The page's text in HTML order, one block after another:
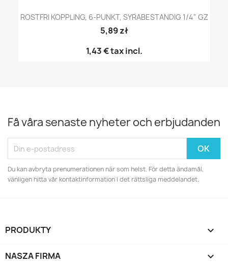
ROSTFRI KOPPLING, 6-PUNKT, SYRABESTANDIG 1/4" GZ
5,89 zł
1,43 €tax incl.
Få våra senaste nyheter och erbjudanden
Du kan avbryta prenumerationen när som helst. För detta ändamål,
vänligen hitta vår kontaktinformation i det rättsliga meddelandet.
PRODUKTY 
NASZA FIRMA 